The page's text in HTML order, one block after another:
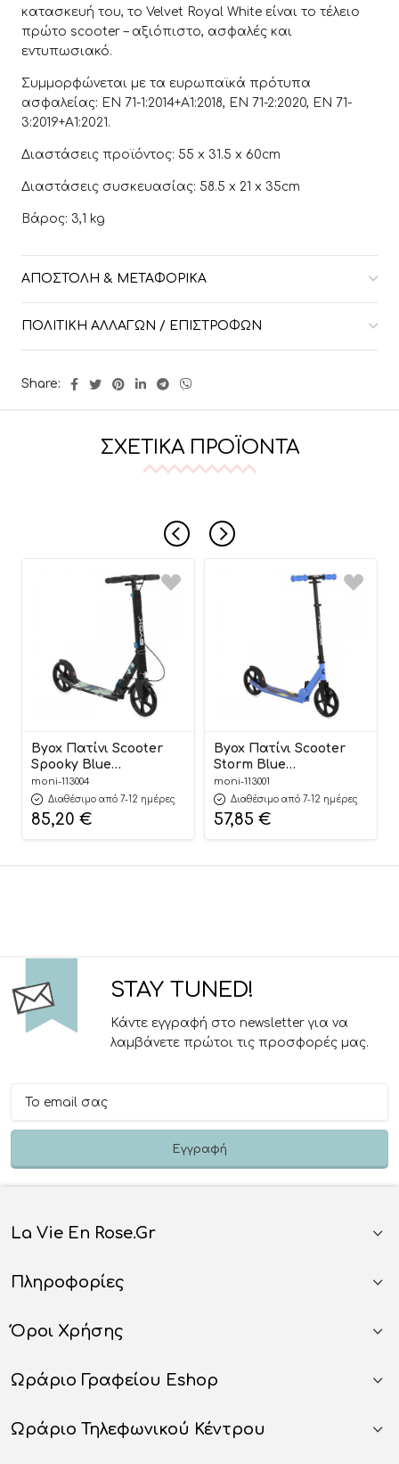
κατασκευή του, το Velvet Royal White είναι το τέλειο
πρώτο scooter – αξιόπιστο, ασφαλές και
εντυπωσιακό.
Συμμορφώνεται με τα ευρωπαϊκά πρότυπα
ασφαλείας: EN 71-1:2014+A1:2018, EN 71-2:2020, EN 71-
3:2019+A1:2021.
Διαστάσεις προϊόντος: 55 x 31.5 x 60cm
Διαστάσεις συσκευασίας: 58.5 x 21 x 35cm
Βάρος: 3,1 kg
ΑΠΟΣΤΟΛΉ & ΜΕΤΑΦΟΡΙΚΆ
ΠΟΛΙΤΙΚΉ ΑΛΛΑΓΏΝ / ΕΠΙΣΤΡΟΦΏΝ
Share:
ΣΧΕΤΙΚΆ ΠΡΟΪΌΝΤΑ
Byox Πατίνι Scooter
Spooky Blue
3801005300334 8+
moni-113004
Διαθέσιμο από 7-12 ημέρες
85,20 €
Byox Πατίνι Scooter
Storm Blue
3801005300372
moni-113001
Διαθέσιμο από 7-12 ημέρες
57,85 €
STAY TUNED!
Κάντε εγγραφή στο newsletter για να
λαμβάνετε πρώτοι τις προσφορές μας.
La Vie En Rose.gr
Πληροφορίες
Όροι Χρήσης
Ωράριο Γραφείου Eshop
Ωράριο Τηλεφωνικού Κέντρου